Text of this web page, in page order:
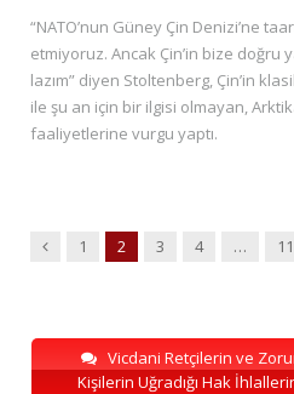
“NATO’nun Güney Çin Denizi’ne
etmiyoruz. Ancak Çin’in bize doğru
lazım” diyen Stoltenberg, Çin’in
ile şu an için bir ilgisi olmayan,
faaliyetlerine vurgu yaptı.
Previous
1 2 3 4 … 11
Vicdani Retçilerin ve
Kişilerin Uğradığı Hak